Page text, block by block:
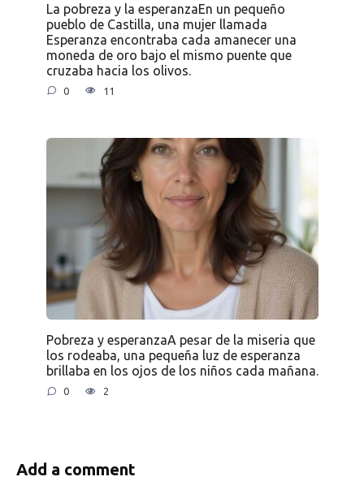
La pobreza y la esperanzaEn un pequeño
pueblo de Castilla, una mujer llamada
Esperanza encontraba cada amanecer una
moneda de oro bajo el mismo puente que
cruzaba hacia los olivos.
0 11
Pobreza y esperanzaA pesar de la miseria que
los rodeaba, una pequeña luz de esperanza
brillaba en los ojos de los niños cada mañana.
0 2
Add a comment